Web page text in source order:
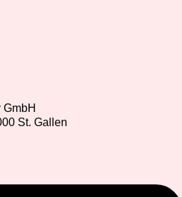
St. Gallen